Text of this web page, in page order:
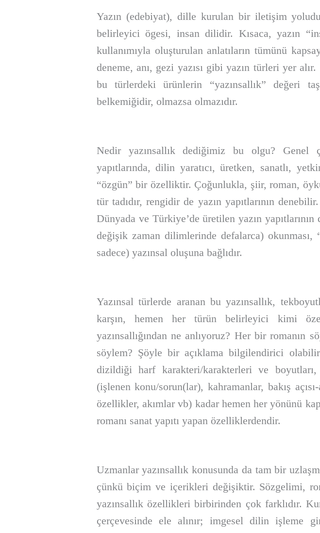
Yazın (edebiyat), dille kurulan bir iletişim
belirleyici ögesi, insan dilidir. Kısaca, yazın
kullanımıyla oluşturulan anlatıların tümünü
deneme, anı, gezi yazısı gibi yazın türleri yer
bu türlerdeki ürünlerin “yazınsallık” değeri
belkemiğidir, olmazsa olmazıdır.
Nedir yazınsallık dediğimiz bu olgu? Genel
yapıtlarında, dilin yaratıcı, üretken, sanatlı,
“özgün” bir özelliktir. Çoğunlukla, şiir, roman,
tür tadıdır, rengidir de yazın yapıtlarının
Dünyada ve Türkiye’de üretilen yazın
değişik zaman dilimlerinde defalarca)
sadece) yazınsal oluşuna bağlıdır.
Yazınsal türlerde aranan bu yazınsallık,
karşın, hemen her türün belirleyici kimi
yazınsallığından ne anlıyoruz? Her bir
söylem? Şöyle bir açıklama bilgilendirici
dizildiği harf karakteri/karakterleri ve
(işlenen konu/sorun(lar), kahramanlar, bakış
özellikler, akımlar vb) kadar hemen her yönünü
romanı sanat yapıtı yapan özelliklerdendir.
Uzmanlar yazınsallık konusunda da tam bir
çünkü biçim ve içerikleri değişiktir. Sözgelimi,
yazınsallık özellikleri birbirinden çok farklıdır.
çerçevesinde ele alınır; imgesel dilin işleme